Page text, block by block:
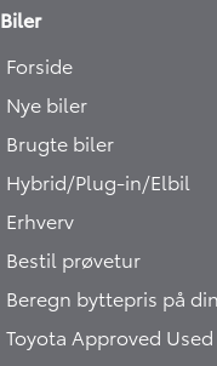
Biler
Forside
Nye biler
Brugte biler
Hybrid/Plug-in/Elbil
Erhverv
Bestil prøvetur
Beregn byttepris på
Toyota Approved Used